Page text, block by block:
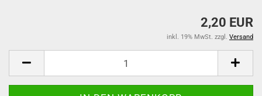
2,20 EUR
inkl. 19% MwSt. zzgl. Versand